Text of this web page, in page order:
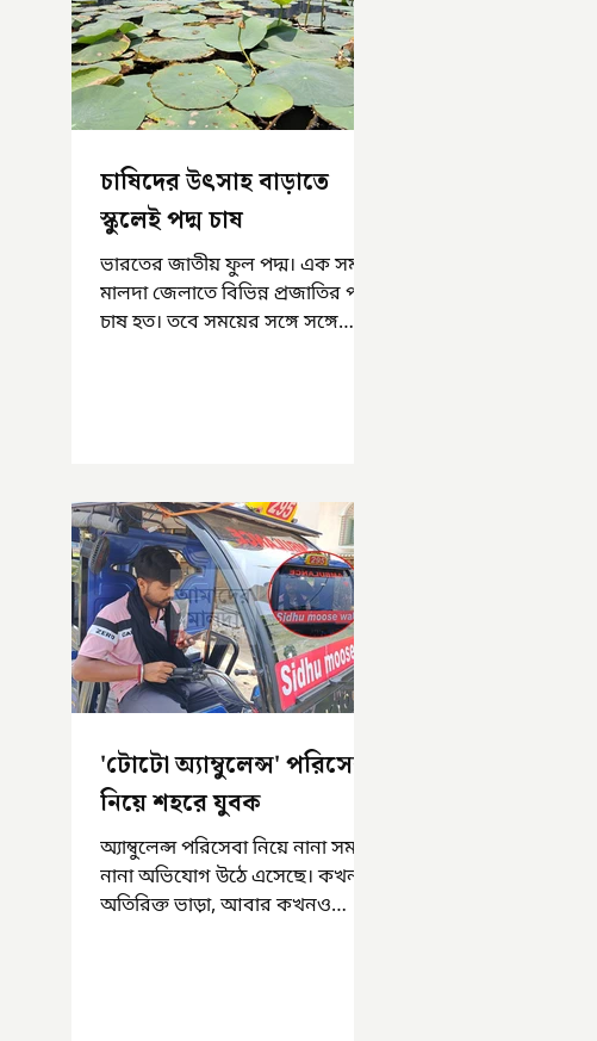
চাষিদের উৎসাহ বাড়াতে
স্কুলেই পদ্ম চাষ
ভারতের জাতীয় ফুল পদ্ম। এক সময়
মালদা জেলাতে বিভিন্ন প্রজাতির পদ্ম
চাষ হত। তবে সময়ের সঙ্গে সঙ্গে
'টোটো অ্যাম্বুলেন্স' পরিসেবা
নিয়ে শহরে যুবক
অ্যাম্বুলেন্স পরিসেবা নিয়ে নানা সময়
নানা অভিযোগ উঠে এসেছে। কখনও
অতিরিক্ত ভাড়া, আবার কখনও